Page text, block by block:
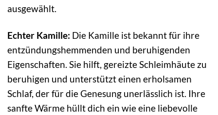
ausgewählt.
Echter Kamille: Die Kamille ist bekannt für ihre
entzündungshemmenden und beruhigenden
Eigenschaften. Sie hilft, gereizte Schleimhäute zu
beruhigen und unterstützt einen erholsamen
Schlaf, der für die Genesung unerlässlich ist. Ihre
sanfte Wärme hüllt dich ein wie eine liebevolle